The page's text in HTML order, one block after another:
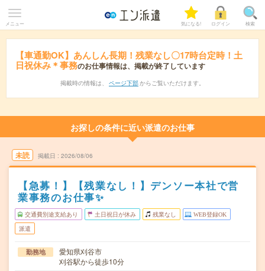
メニュー 気になる! ログイン 検索
【車通勤OK】あんしん長期！残業なし〇17時台定時！土
日祝休み＊事務のお仕事情報は、掲載が終了しています
掲載時の情報は、 ページ下部 からご覧いただけます。
お探しの条件に近い派遣のお仕事
未読 掲載日 2026/08/06
【急募！】【残業なし！】デンソー本社で営
業事務のお仕事✨
交通費別途支給あり 土日祝日が休み 残業なし WEB登録OK
派遣
勤務地
愛知県刈谷市
刈谷駅から徒歩10分